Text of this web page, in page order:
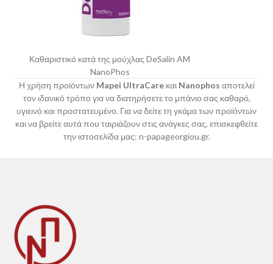
Καθαριστικό κατά της μούχλας DeSalin AM
NanoPhos
Η χρήση προϊόντων Mapei UltraCareκαι Nanophos αποτελεί
τον ιδανικό τρόπο για να διατηρήσετε το μπάνιο σας καθαρό,
υγιεινό και προστατευμένο. Για να δείτε τη γκάμα των προϊόντων
και να βρείτε αυτά που ταιριάζουν στις ανάγκες σας, επισκεφθείτε
την ιστοσελίδα μας: n-papageorgiou.gr.